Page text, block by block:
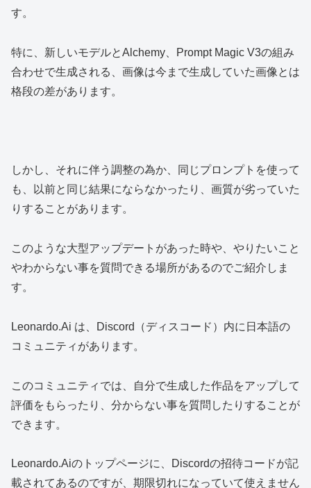
す。
特に、新しいモデルとAlchemy、Prompt Magic V3の組み
合わせで生成される、画像は今まで生成していた画像とは
格段の差があります。
しかし、それに伴う調整の為か、同じプロンプトを使って
も、以前と同じ結果にならなかったり、画質が劣っていた
りすることがあります。
このような大型アップデートがあった時や、やりたいこと
やわからない事を質問できる場所があるのでご紹介しま
す。
Leonardo.Ai は、Discord（ディスコード）内に日本語の
コミュニティがあります。
このコミュニティでは、自分で生成した作品をアップして
評価をもらったり、分からない事を質問したりすることが
できます。
Leonardo.Aiのトップページに、Discordの招待コードが記
載されてあるのですが、期限切れになっていて使えません